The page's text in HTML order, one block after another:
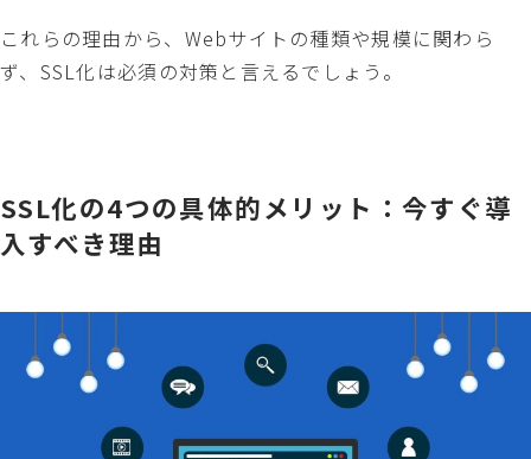
これらの理由から、Webサイトの種類や規模に関わら
ず、SSL化は必須の対策と言えるでしょう。
SSL化の4つの具体的メリット：今すぐ導
入すべき理由